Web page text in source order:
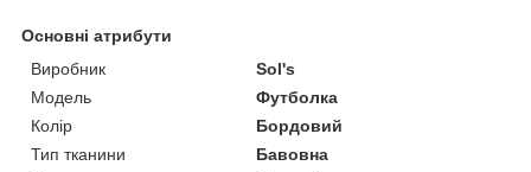
Основні атрибути
Виробник
Sol's
Модель
Футболка
Колір
Бордовий
Тип тканини
Бавовна